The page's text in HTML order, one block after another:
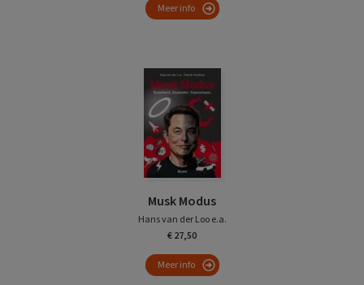
Meer info
Musk Modus
Hans van der Loo e.a.
€ 27,50
Meer info